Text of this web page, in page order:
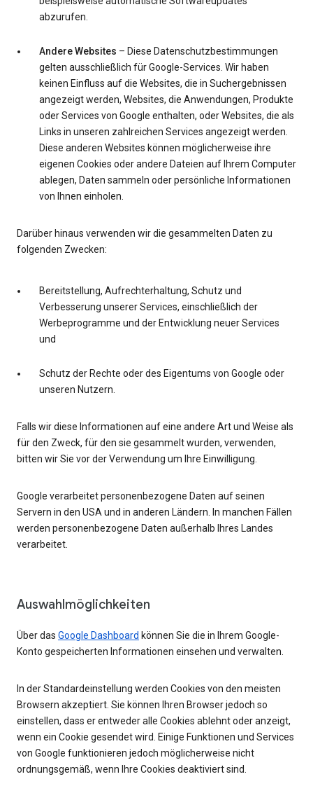
abzurufen.
Andere Websites – Diese Datenschutzbestimmungen
gelten ausschließlich für Google-Services. Wir haben
keinen Einfluss auf die Websites, die in Suchergebnissen
angezeigt werden, Websites, die Anwendungen, Produkte
oder Services von Google enthalten, oder Websites, die als
Links in unseren zahlreichen Services angezeigt werden.
Diese anderen Websites können möglicherweise ihre
eigenen Cookies oder andere Dateien auf Ihrem Computer
ablegen, Daten sammeln oder persönliche Informationen
von Ihnen einholen.
Darüber hinaus verwenden wir die gesammelten Daten zu
folgenden Zwecken:
Bereitstellung, Aufrechterhaltung, Schutz und
Verbesserung unserer Services, einschließlich der
Werbeprogramme und der Entwicklung neuer Services
und
Schutz der Rechte oder des Eigentums von Google oder
unseren Nutzern.
Falls wir diese Informationen auf eine andere Art und Weise als
für den Zweck, für den sie gesammelt wurden, verwenden,
bitten wir Sie vor der Verwendung um Ihre Einwilligung.
Google verarbeitet personenbezogene Daten auf seinen
Servern in den USA und in anderen Ländern. In manchen Fällen
werden personenbezogene Daten außerhalb Ihres Landes
verarbeitet.
Auswahlmöglichkeiten
Über das Google Dashboard können Sie die in Ihrem Google-
Konto gespeicherten Informationen einsehen und verwalten.
In der Standardeinstellung werden Cookies von den meisten
Browsern akzeptiert. Sie können Ihren Browser jedoch so
einstellen, dass er entweder alle Cookies ablehnt oder anzeigt,
wenn ein Cookie gesendet wird. Einige Funktionen und Services
von Google funktionieren jedoch möglicherweise nicht
ordnungsgemäß, wenn Ihre Cookies deaktiviert sind.